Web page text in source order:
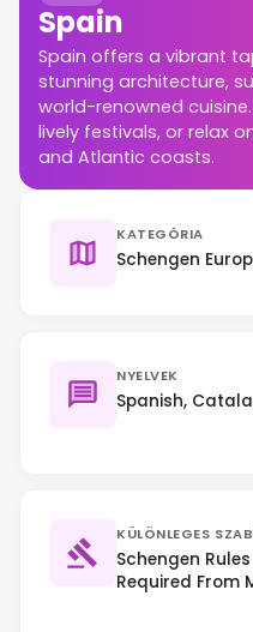
Spain
Spain offers a vibrant
stunning architecture,
world-renowned
lively festivals, or relax
and Atlantic coasts.
KATEGÓRIA
Schengen
NYELVEK
Spanish,
KÜLÖNLEGES
Schengen Rules
Required From